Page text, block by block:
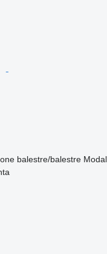
balestre/balestre